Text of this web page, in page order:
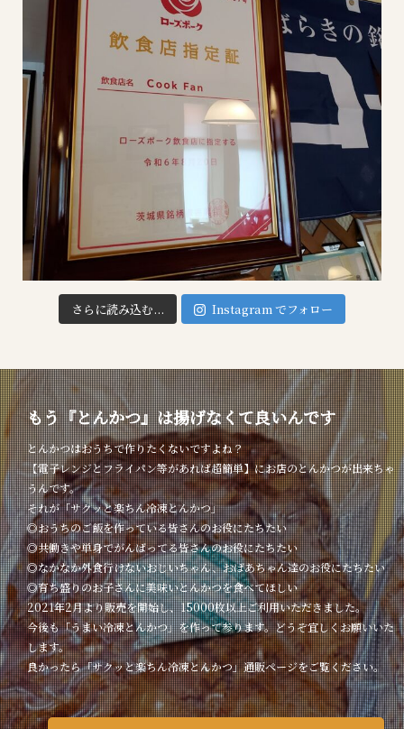
さらに読み込む... Instagram でフォロー
もう『とんかつ』は揚げなくて良いんです
とんかつはおうちで作りたくないですよね？
【電子レンジとフライパン等があれば超簡単】にお店のとんかつが出来ちゃ
うんです。
それが「サクッと楽ちん冷凍とんかつ」
◎おうちのご飯を作っている皆さんのお役にたちたい
◎共働きや単身でがんばってる皆さんのお役にたちたい
◎なかなか外食行けないおじいちゃん、おばあちゃん達のお役にたちたい
◎育ち盛りのお子さんに美味いとんかつを食べてほしい
2021年2月より販売を開始し、15000枚以上ご利用いただきました。
今後も「うまい冷凍とんかつ」を作って参ります。どうぞ宜しくお願いいた
します。
良かったら「サクッと楽ちん冷凍とんかつ」通販ページをご覧ください。